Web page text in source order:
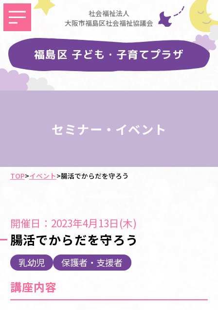
社会福祉法人
大阪市福島区社会福祉協議会
福島区 子ども・子育てプラザ
セミナー・イベント
TOP>イベント>腸活でからだを守ろう
開催日：2023年4月13日(木)
腸活でからだを守ろう
乳幼児 保護者・支援者
講座内容